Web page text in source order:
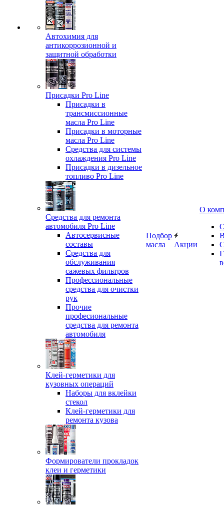
Автохимия для
антикоррозионной и
защитной обработки
Присадки Pro Line
Присадки в
трансмиссионные
масла Pro Line
Присадки в моторные
масла Pro Line
Средства для системы
охлаждения Pro Line
Присадки в дизельное
топливо Pro Line
Средства для ремонта
автомобиля Pro Line
Автосервисные
составы
Средства для
обслуживания
сажевых фильтров
Профессиональные
средства для очистки
рук
Прочие
професиональные
средства для ремонта
автомобиля
Клей-герметики для
кузовных операций
Наборы для вклейки
стекол
Клей-герметики для
ремонта кузова
Формирователи прокладок
клеи и герметики
Подбор
масла
Акции
О